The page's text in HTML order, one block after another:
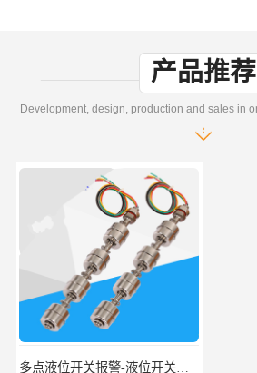
产品推荐
多点液位开关报警-液位开关公司-柏奥